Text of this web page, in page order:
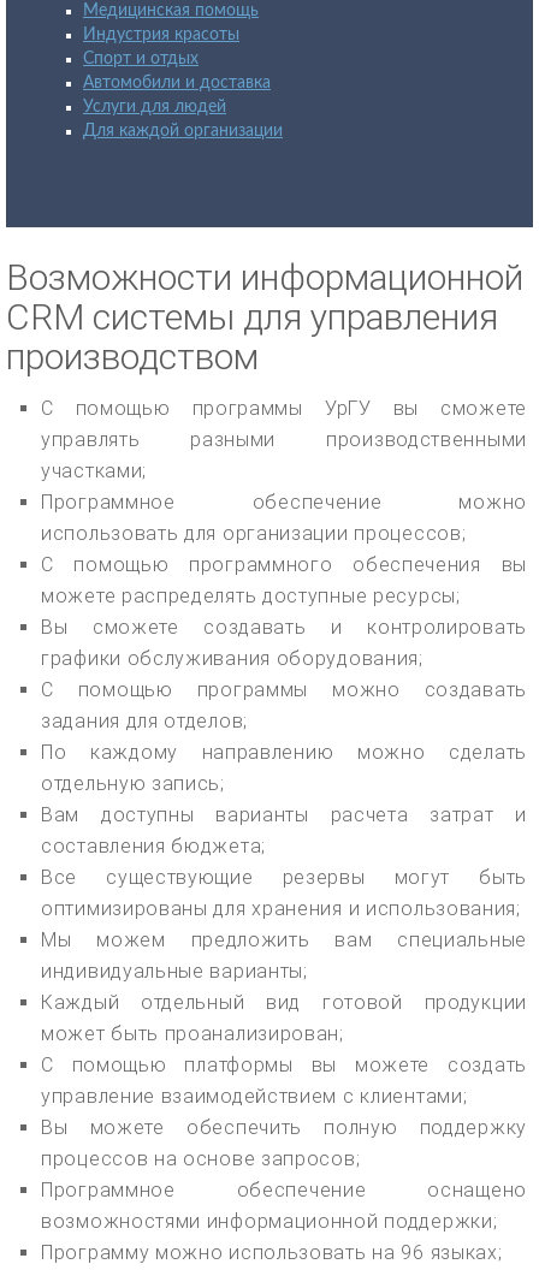
Медицинская помощь
Индустрия красоты
Спорт и отдых
Автомобили и доставка
Услуги для людей
Для каждой организации
Возможности информационной
CRM системы для управления
производством
С помощью программы УрГУ вы сможете
управлять разными производственными
участками;
Программное обеспечение можно
использовать для организации процессов;
С помощью программного обеспечения вы
можете распределять доступные ресурсы;
Вы сможете создавать и контролировать
графики обслуживания оборудования;
С помощью программы можно создавать
задания для отделов;
По каждому направлению можно сделать
отдельную запись;
Вам доступны варианты расчета затрат и
составления бюджета;
Все существующие резервы могут быть
оптимизированы для хранения и использования;
Мы можем предложить вам специальные
индивидуальные варианты;
Каждый отдельный вид готовой продукции
может быть проанализирован;
С помощью платформы вы можете создать
управление взаимодействием с клиентами;
Вы можете обеспечить полную поддержку
процессов на основе запросов;
Программное обеспечение оснащено
возможностями информационной поддержки;
Программу можно использовать на 96 языках;